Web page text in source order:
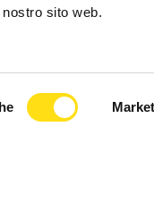
sito web.